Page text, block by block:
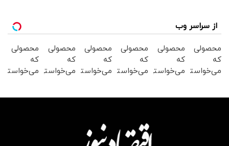
از سراسر وب
محصولی
که
می‌خواستی
محصولی
که
می‌خواستی
محصولی
که
می‌خواستی
بخر !
محصولی
که
می‌خواستی
بخر !
محصولی
که
می‌خواستی
محصولی
که
می‌خواستی